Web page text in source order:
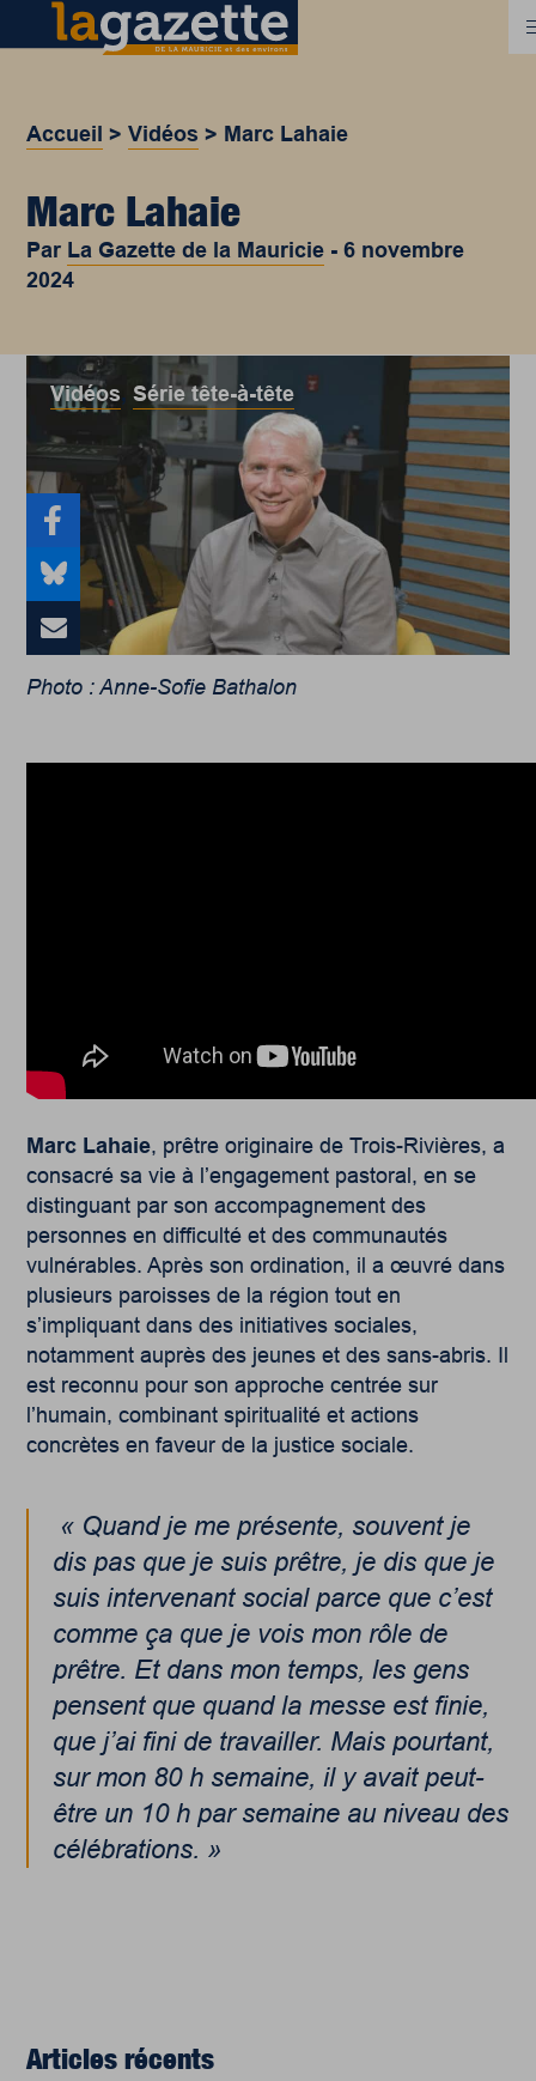
Accueil >Vidéos > Marc Lahaie
Marc Lahaie
Par La Gazette de la Mauricie -6 novembre
2024
Vidéos,Série tête-à-tête
Photo : Anne-Sofie Bathalon
Marc Lahaie, prêtre originaire de Trois-Rivières, a
consacré sa vie à l’engagement pastoral, en se
distinguant par son accompagnement des
personnes en difficulté et des communautés
vulnérables. Après son ordination, il a œuvré dans
plusieurs paroisses de la région tout en
s’impliquant dans des initiatives sociales,
notamment auprès des jeunes et des sans-abris. Il
est reconnu pour son approche centrée sur
l’humain, combinant spiritualité et actions
concrètes en faveur de la justice sociale.
« Quand je me présente, souvent je
dis pas que je suis prêtre, je dis que je
suis intervenant social parce que c’est
comme ça que je vois mon rôle de
prêtre. Et dans mon temps, les gens
pensent que quand la messe est finie,
que j’ai fini de travailler. Mais pourtant,
sur mon 80 h semaine, il y avait peut-
être un 10 h par semaine au niveau des
célébrations. »
Articles récents